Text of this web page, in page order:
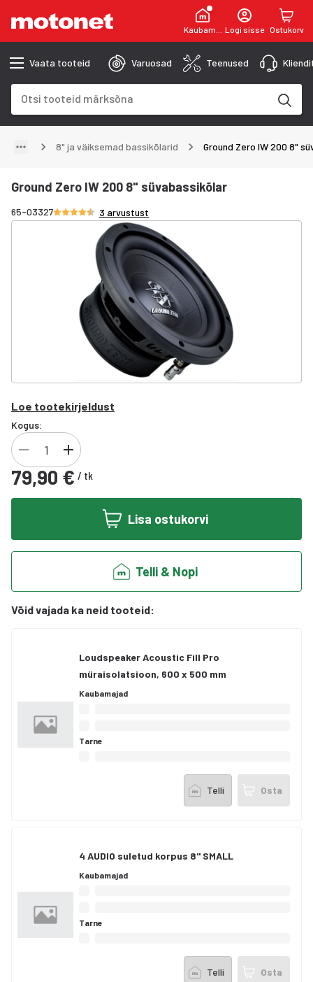
KaubamajaLogi sisse Ostukorv
Vaata tooteid Varuosad Teenused
8" ja väiksemad bassikõlarid Ground Zero IW 200 8"
Ground Zero IW 200 8" süvabassikõlar
65-03327Hinnang 4.7/5 tähte
3 arvustust
Loe tootekirjeldust
Kogus:
79,90 € / tk
Lisa ostukorvi
Telli & Nopi
Võid vajada ka neid tooteid:
Loudspeaker Acoustic Fill Pro
müraisolatsioon, 600 x 500 mm
Kaubamajad
Tarne
Telli Osta
4 AUDIO suletud korpus 8" SMALL
Kaubamajad
Tarne
Telli Osta